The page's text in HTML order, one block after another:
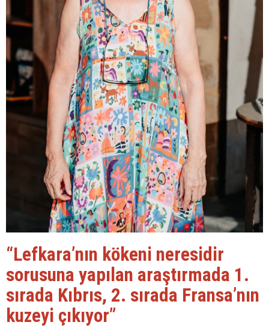
“Lefkara’nın kökeni neresidir
sorusuna yapılan araştırmada 1.
sırada Kıbrıs, 2. sırada Fransa’nın
kuzeyi çıkıyor”